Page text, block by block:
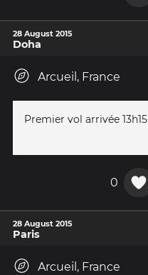
28 August 2015
Doha
Arcueil, France
Premier vol arrivée 13h15
0
28 August 2015
Paris
Arcueil, France